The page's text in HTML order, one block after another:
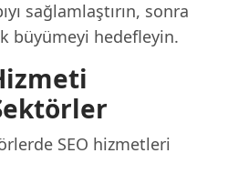
sağlamlaştırın, sonra
büyümeyi hedefleyin.
SEO hizmetleri